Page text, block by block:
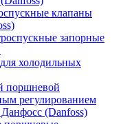
клапаны
запорные
холодильных
поршневой
регулированием
(Danfoss)